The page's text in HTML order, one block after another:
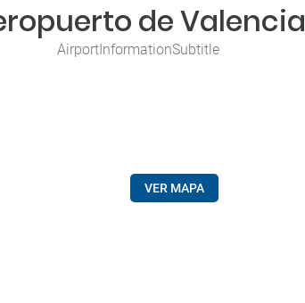
de Valencia
AirportInformationSubtitle
VER MAPA